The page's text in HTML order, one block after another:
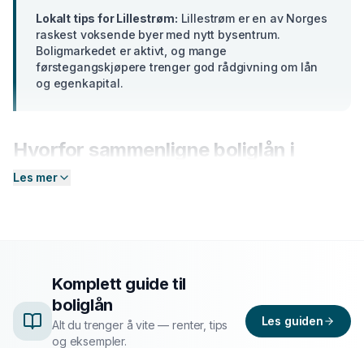
Lokalt tips forLillestrøm: Lillestrøm er en av Norges
raskest voksende byer med nytt bysentrum.
Boligmarkedet er aktivt, og mange
førstegangskjøpere trenger god rådgivning om lån
og egenkapital.
Hvorfor sammenligne boliglån i
Lillestrøm
sender du én forespørsel — så hjelper vi deg å
sammenligne aktuelle tilbud og finne det som passer
deg best.
Les mer
Komplett guide til
boliglån
Alt du trenger å vite — renter, tips
og eksempler.
Les guiden